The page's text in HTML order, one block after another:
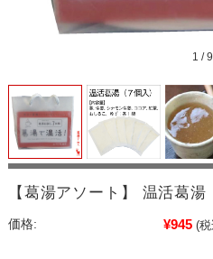
1 /9
【葛湯アソート】 温活葛湯
価格: ¥945 (